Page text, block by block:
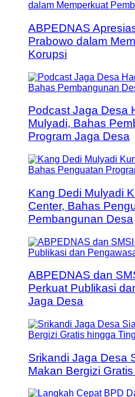
ABPEDNAS
Prabowo dalam
Korupsi
Podcast Jaga Desa
Mulyadi, Bahas
Program Jaga Desa
Kang Dedi Mulyadi
Center, Bahas
Pembangunan Desa
ABPEDNAS dan
Perkuat Publikasi
Jaga Desa
Srikandi Jaga Desa
Makan Bergizi